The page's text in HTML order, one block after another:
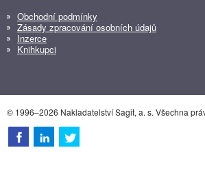
Obchodní podmínky
Zásady zpracování osobních údajů
Inzerce
Knihkupci
© 1996–2026 Nakladatelství Sagit, a. s. Všechna